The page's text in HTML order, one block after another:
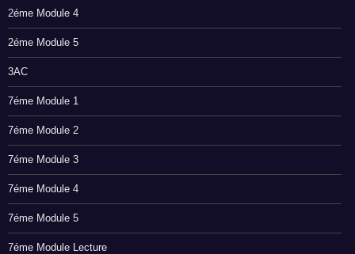
2éme Module 4
2éme Module 5
3AC
7éme Module 1
7éme Module 2
7éme Module 3
7éme Module 4
7éme Module 5
7éme Module Lecture